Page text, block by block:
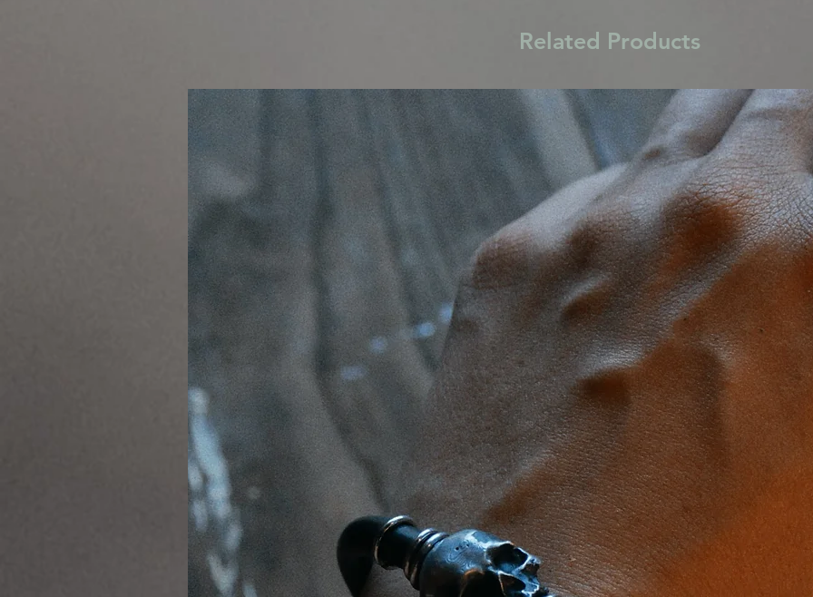
Related Products